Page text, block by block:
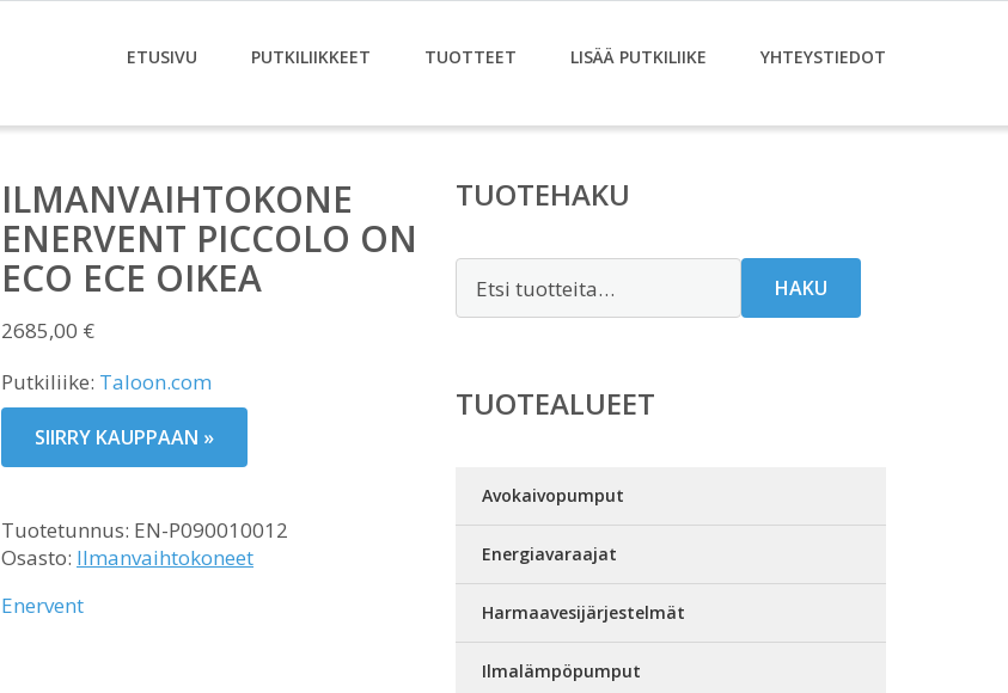
ETUSIVU PUTKILIIKKEET TUOTTEET LISÄÄ PUTKILIIKE YHTEYSTIEDOT
ILMANVAIHTOKONE
ENERVENT PICCOLO ON
ECO ECE OIKEA
2685,00 €
Putkiliike: Taloon.com
SIIRRY KAUPPAAN »
Tuotetunnus: EN-P090010012
Osasto: Ilmanvaihtokoneet
Enervent
TUOTEHAKU
HAKU
TUOTEALUEET
Avokaivopumput
Energiavaraajat
Harmaavesijärjestelmät
Ilmalämpöpumput